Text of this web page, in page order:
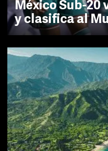
México Sub-20
y clasifica al